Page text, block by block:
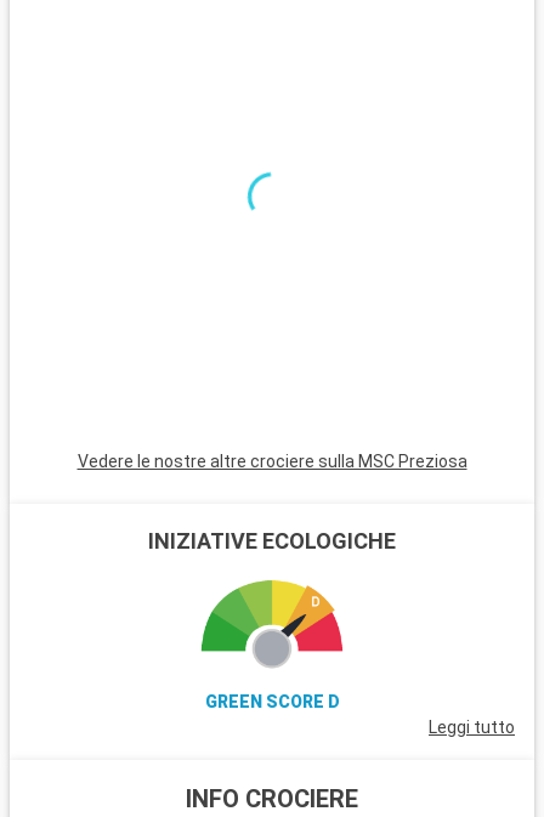
una giornata in famiglia, l'Heide Park Resort, uno dei più grandi
parchi di divertimento della Germania, si trova a un'ora di auto
Vedere le nostre altre crociere sulla MSC Preziosa
INIZIATIVE ECOLOGICHE
GREEN SCORE D
Leggi tutto
INFO CROCIERE